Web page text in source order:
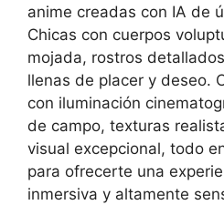
anime creadas con IA de
Chicas con cuerpos
mojada, rostros
llenas de placer y deseo.
con iluminación
de campo, texturas
visual excepcional, todo
para ofrecerte una
inmersiva y altamente